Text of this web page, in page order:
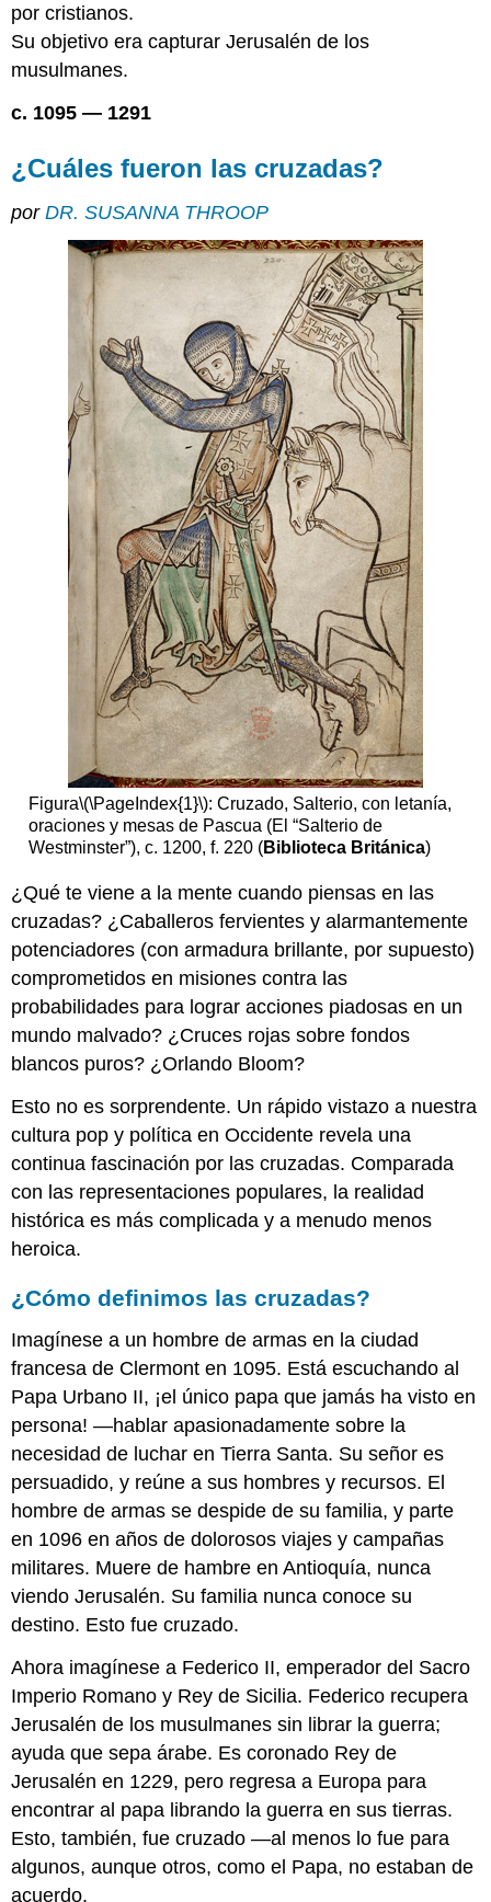
cruzadas?
¿Cómo
definimos
cruzadas?
académicos
exteriores
Diferentes
puntos
vista
Recursos
adicionales
¿Cómo
justificaba
cruzada?
guerra
Guerra
penitencial
Cambio
definiciones
Recursos
adicionales
cuándo,
quién
(de
las
Establecer
una
línea
de
tiempo
Teatros
y
Participantes
Recursos
adicionales
El
impacto
de
las
cruzadas
militares
territorial
Impacto
en
(religioso
y
laico)
Impacto
en
todo
el
mundo
Recursos
adicionales
por cristianos.
Su objetivo era capturar Jerusalén de los
musulmanes.
c. 1095 — 1291
¿Cuáles fueron las cruzadas?
porDR. SUSANNA THROOP
Figura\(\PageIndex{1}\): Cruzado, Salterio, con letanía,
oraciones y mesas de Pascua (El “Salterio de
Westminster”), c. 1200, f. 220 (Biblioteca Británica)
¿Qué te viene a la mente cuando piensas en las
cruzadas? ¿Caballeros fervientes y alarmantemente
potenciadores (con armadura brillante, por supuesto)
comprometidos en misiones contra las
probabilidades para lograr acciones piadosas en un
mundo malvado? ¿Cruces rojas sobre fondos
blancos puros? ¿Orlando Bloom?
Esto no es sorprendente. Un rápido vistazo a nuestra
cultura pop y política en Occidente revela una
continua fascinación por las cruzadas. Comparada
con las representaciones populares, la realidad
histórica es más complicada y a menudo menos
heroica.
¿Cómo definimos las cruzadas?
Imagínese a un hombre de armas en la ciudad
francesa de Clermont en 1095. Está escuchando al
Papa Urbano II, ¡el único papa que jamás ha visto en
persona! —hablar apasionadamente sobre la
necesidad de luchar en Tierra Santa. Su señor es
persuadido, y reúne a sus hombres y recursos. El
hombre de armas se despide de su familia, y parte
en 1096 en años de dolorosos viajes y campañas
militares. Muere de hambre en Antioquía, nunca
viendo Jerusalén. Su familia nunca conoce su
destino. Esto fue cruzado.
Ahora imagínese a Federico II, emperador del Sacro
Imperio Romano y Rey de Sicilia. Federico recupera
Jerusalén de los musulmanes sin librar la guerra;
ayuda que sepa árabe. Es coronado Rey de
Jerusalén en 1229, pero regresa a Europa para
encontrar al papa librando la guerra en sus tierras.
Esto, también, fue cruzado —al menos lo fue para
algunos, aunque otros, como el Papa, no estaban de
acuerdo.